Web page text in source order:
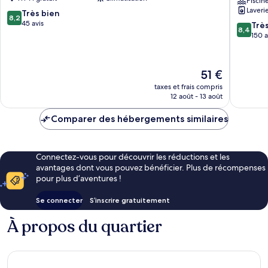
Bukit
Bintang
8.2
sur
8,2 Très bien
45 avis
Le
nouveau
prix
de
51 €
taxes et frais compris
12 août - 13 août
Tower
Suasana
8.4
sur
8,4
150
Comparer des hébergements similaires
Connectez-vous pour découvrir les réductions et les
avantages dont vous pouvez bénéficier. Plus de récompenses
pour plus d’aventures !
Se connecter S’inscrire gratuitement
À propos du quartier